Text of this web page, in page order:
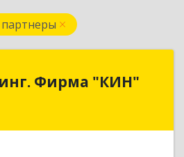
Фирма "КИН"
Фирма "КИН"
Респ, Махачкала г, И.Казака